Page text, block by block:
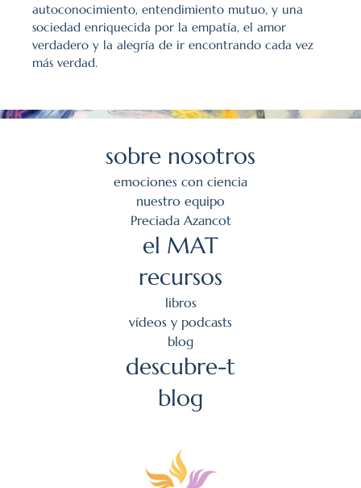
autoconocimiento, entendimiento mutuo, y una
sociedad enriquecida por la empatía, el amor
verdadero y la alegría de ir encontrando cada vez
más verdad.
sobre nosotros
emociones con ciencia
nuestro equipo
Preciada Azancot
el MAT
recursos
libros
vídeos y podcasts
blog
descubre-t
blog